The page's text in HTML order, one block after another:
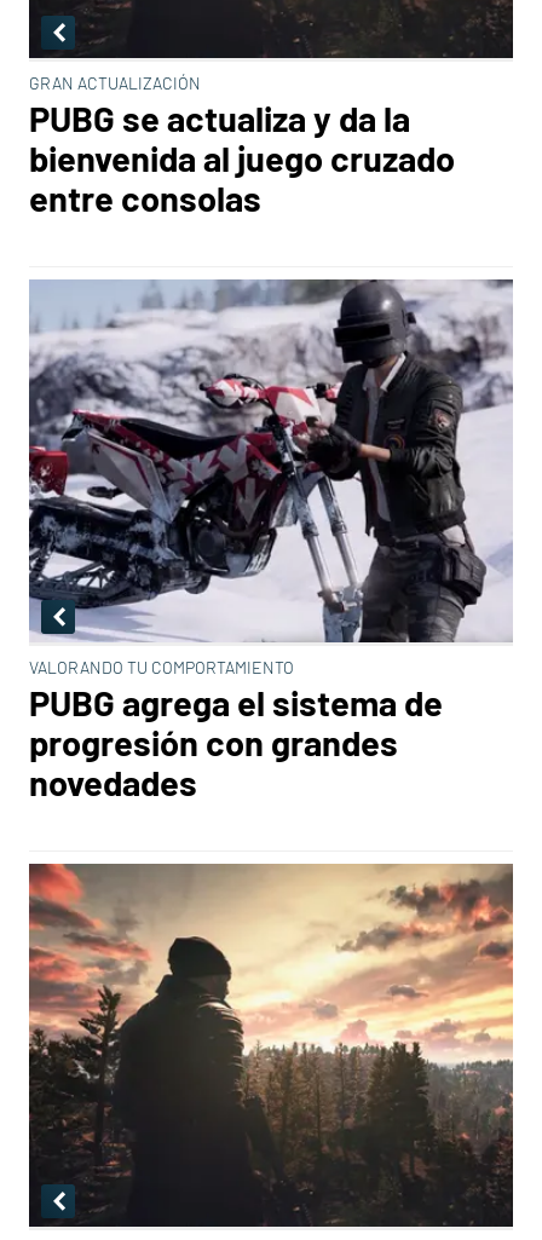
GRAN ACTUALIZACIÓN
PUBG se actualiza y da la
bienvenida al juego cruzado
entre consolas
VALORANDO TU COMPORTAMIENTO
PUBG agrega el sistema de
progresión con grandes
novedades